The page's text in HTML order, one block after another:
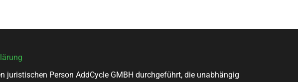
Person AddCycle GMBH durchgeführt, die unabhängig